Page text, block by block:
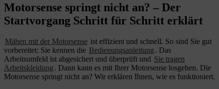
Motorsense springt nicht an? – Der
Startvorgang Schritt für Schritt erklärt
Mähen mit der Motorsense ist effizient und schnell. So sind Sie gut
vorbereitet: Sie kennen die Bedienungsanleitung . Das
Arbeitsumfeld ist abgesichert und überprüft und Sie tragen
Arbeitskleidung . Dann kann es mit Ihrer Motorsense losgehen. Die
Motorsense springt nicht an? Wir erklären Ihnen, wie es funktioniert.